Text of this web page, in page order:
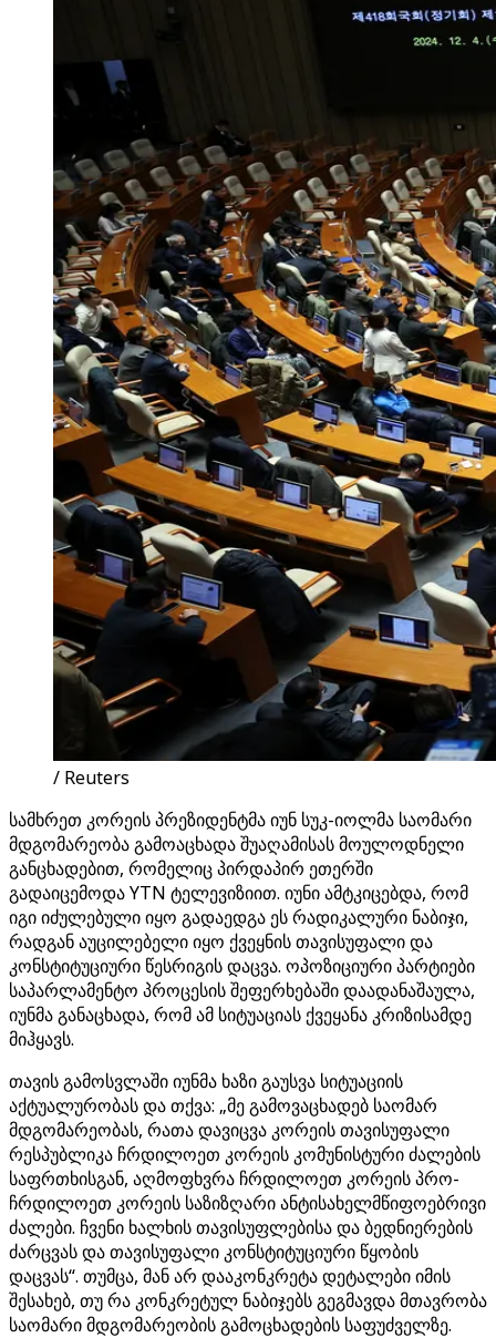
/ Reuters
სამხრეთ კორეის პრეზიდენტმა იუნ სუკ-იოლმა საომარი
მდგომარეობა გამოაცხადა შუაღამისას მოულოდნელი
განცხადებით, რომელიც პირდაპირ ეთერში
გადაიცემოდა YTN ტელევიზიით. იუნი ამტკიცებდა, რომ
იგი იძულებული იყო გადაედგა ეს რადიკალური ნაბიჯი,
რადგან აუცილებელი იყო ქვეყნის თავისუფალი და
კონსტიტუციური წესრიგის დაცვა. ოპოზიციური პარტიები
საპარლამენტო პროცესის შეფერხებაში დაადანაშაულა,
იუნმა განაცხადა, რომ ამ სიტუაციას ქვეყანა კრიზისამდე
მიჰყავს.
თავის გამოსვლაში იუნმა ხაზი გაუსვა სიტუაციის
აქტუალურობას და თქვა: „მე გამოვაცხადებ საომარ
მდგომარეობას, რათა დავიცვა კორეის თავისუფალი
რესპუბლიკა ჩრდილოეთ კორეის კომუნისტური ძალების
საფრთხისგან, აღმოფხვრა ჩრდილოეთ კორეის პრო-
ჩრდილოეთ კორეის საზიზღარი ანტისახელმწიფოებრივი
ძალები. ჩვენი ხალხის თავისუფლებისა და ბედნიერების
ძარცვას და თავისუფალი კონსტიტუციური წყობის
დაცვას“. თუმცა, მან არ დააკონკრეტა დეტალები იმის
შესახებ, თუ რა კონკრეტულ ნაბიჯებს გეგმავდა მთავრობა
საომარი მდგომარეობის გამოცხადების საფუძველზე.